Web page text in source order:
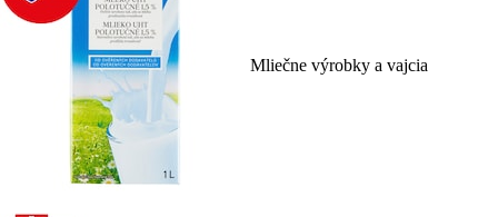
Mliečne výrobky a vajcia